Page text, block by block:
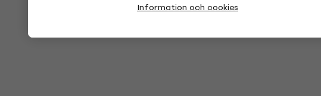
Information och cookies